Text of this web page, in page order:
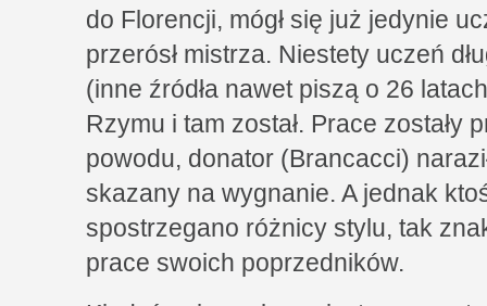
do Florencji, mógł się już jedynie
przerósł mistrza. Niestety uczeń
(inne źródła nawet piszą o 26
Rzymu i tam został. Prace zostały
powodu, donator (Brancacci)
skazany na wygnanie. A jednak
spostrzegano różnicy stylu, tak
prace swoich poprzedników.